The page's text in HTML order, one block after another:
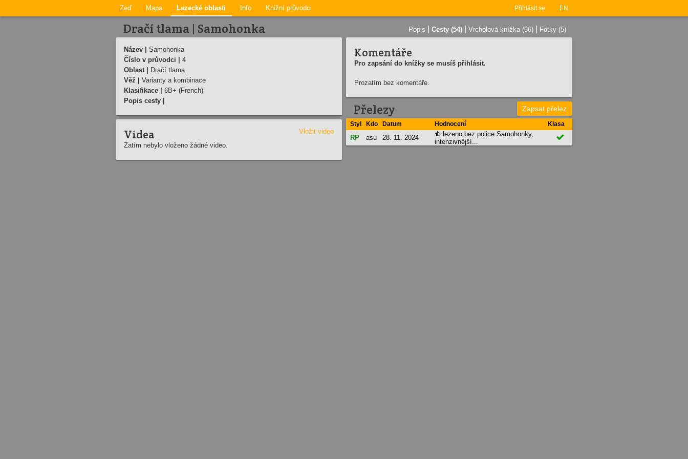
Přihlásit se EN
Zeď Mapa Lezecké oblasti Info Knižní průvodci
Dračí tlama | Samohonka Popis Cesty (54) Vrcholová knížka (96) Fotky (5)
Název |
Samohonka
Číslo v průvodci |
4
Oblast |
Dračí tlama
Věž |
Varianty a kombinace
Klasifikace |
6B+ (French)
Popis cesty |
Videa
Vložit video
Zatím nebylo vloženo žádné video.
Komentáře
Pro zapsání do knížky se musíš přihlásit.
Prozatím bez komentáře.
Přelezy Zapsat přelez
Styl Kdo Datum Hodnocení Klasa
RP asu 28. 11. 2024  lezeno bez police Samohonky,
intenzivnější...
